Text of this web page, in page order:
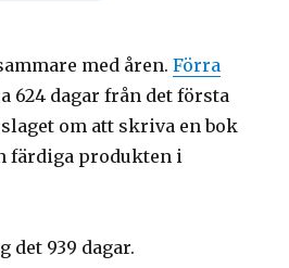
med åren.Förra
624 dagar från det första
om att skriva en bok
färdiga produkten i
det 939 dagar.